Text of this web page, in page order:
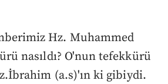
Hz. Muhammed
nasıldı? O'nun tefekkürü
(a.s)'ın ki gibiydi.